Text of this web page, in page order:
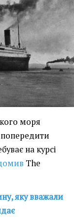
моря
на курсі
The
яку вважали